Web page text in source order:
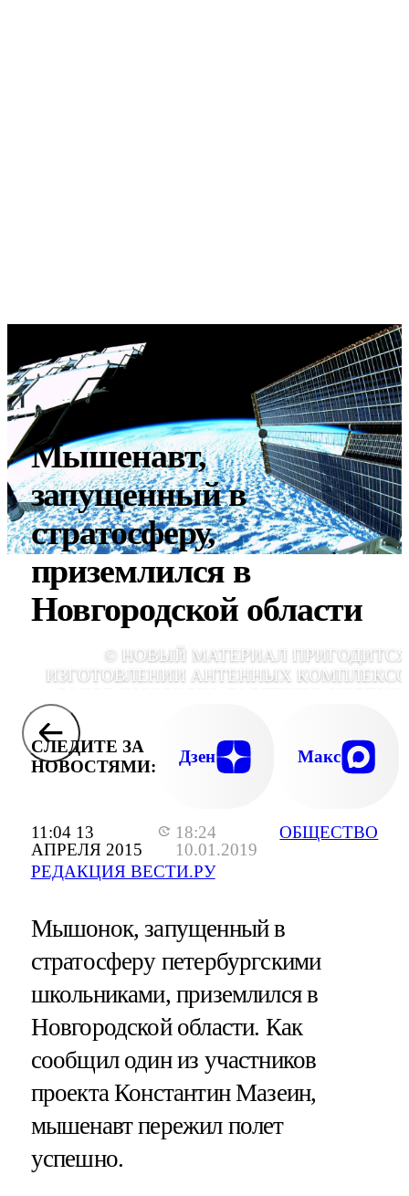
11:04 13
АПРЕЛЯ 2015
18:24
10.01.2019
РЕДАКЦИЯ ВЕСТИ.РУ
ОБЩЕСТВО
Мышенавт,
запущенный в
стратосферу,
приземлился в
Новгородской области
© НОВЫЙ МАТЕРИАЛ
ИЗГОТОВЛЕНИИ АНТЕННЫХ
КОСМИЧЕСКИХ АППАРАТОВ И
БАТАРЕЙ, А ТАКЖЕ КРЫЛЬЕВ,
СОПЕЛ ДВИГАТЕЛЕЙ И ДРУГИХ
ДЛЯ ЛЮБЫХ ЛЕТАТЕЛЬНЫХ
СЛЕДИТЕ ЗА
НОВОСТЯМИ:
Дзен Макс
Мышонок, запущенный в
стратосферу петербургскими
школьниками, приземлился в
Новгородской области. Как
сообщил один из участников
проекта Константин Мазеин,
мышенавт пережил полет
успешно.